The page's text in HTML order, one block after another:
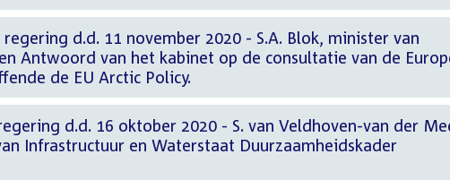
d.d. 11 november 2020 - S.A. Blok, minister van
Antwoord van het kabinet op de consultatie van de
de EU Arctic Policy.
d.d. 16 oktober 2020 - S. van Veldhoven-van der
Infrastructuur en Waterstaat Duurzaamheidskader